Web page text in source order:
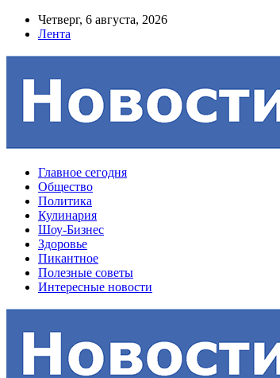
Четверг, 6 августа, 2026
Лента
Главное сегодня
Общество
Политика
Кулинария
Шоу-Бизнес
Здоровье
Пикантное
Полезные советы
Интересные новости